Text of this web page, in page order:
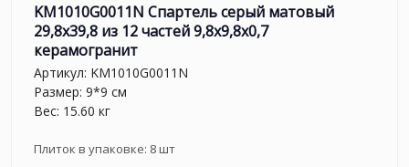
KM1010G0011N Спартель серый матовый
29,8х39,8 из 12 частей 9,8x9,8x0,7
керамогранит
Артикул: KM1010G0011N
Размер: 9*9 см
Вес: 15.60 кг
Плиток в упаковке: 8шт